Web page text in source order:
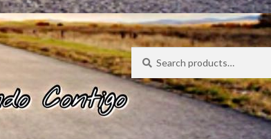
Search
for:
Search